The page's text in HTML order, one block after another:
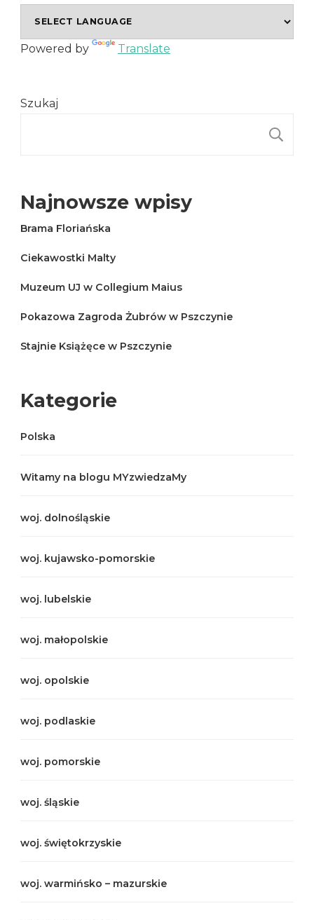
Powered by Translate
Szukaj
Najnowsze wpisy
Brama Floriańska
Ciekawostki Malty
Muzeum UJ w Collegium Maius
Pokazowa Zagroda Żubrów w Pszczynie
Stajnie Książęce w Pszczynie
Kategorie
Polska
Witamy na blogu MYzwiedzaMy
woj. dolnośląskie
woj. kujawsko-pomorskie
woj. lubelskie
woj. małopolskie
woj. opolskie
woj. podlaskie
woj. pomorskie
woj. śląskie
woj. świętokrzyskie
woj. warmińsko – mazurskie